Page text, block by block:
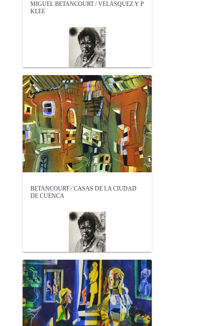
MIGUEL BETANCOURT / VELÁSQUEZ Y P
KLEE
BETANCOURT / CASAS DE LA CIUDAD
DE CUENCA